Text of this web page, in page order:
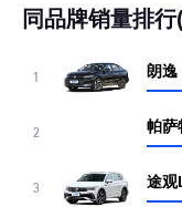
同品牌销量排
1 朗逸
2 帕萨
3 途观